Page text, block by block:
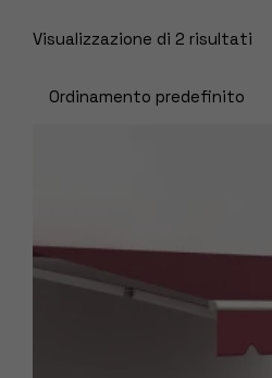
Visualizzazione di 2 risultati
Ordinamento predefinito